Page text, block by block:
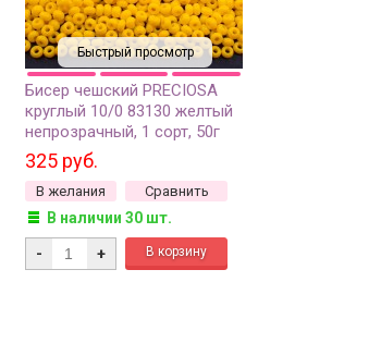
Быстрый просмотр
Бисер чешский PRECIOSA
круглый 10/0 83130 желтый
непрозрачный, 1 сорт, 50г
325 руб.
В желания Сравнить
В наличии 30 шт.
- +